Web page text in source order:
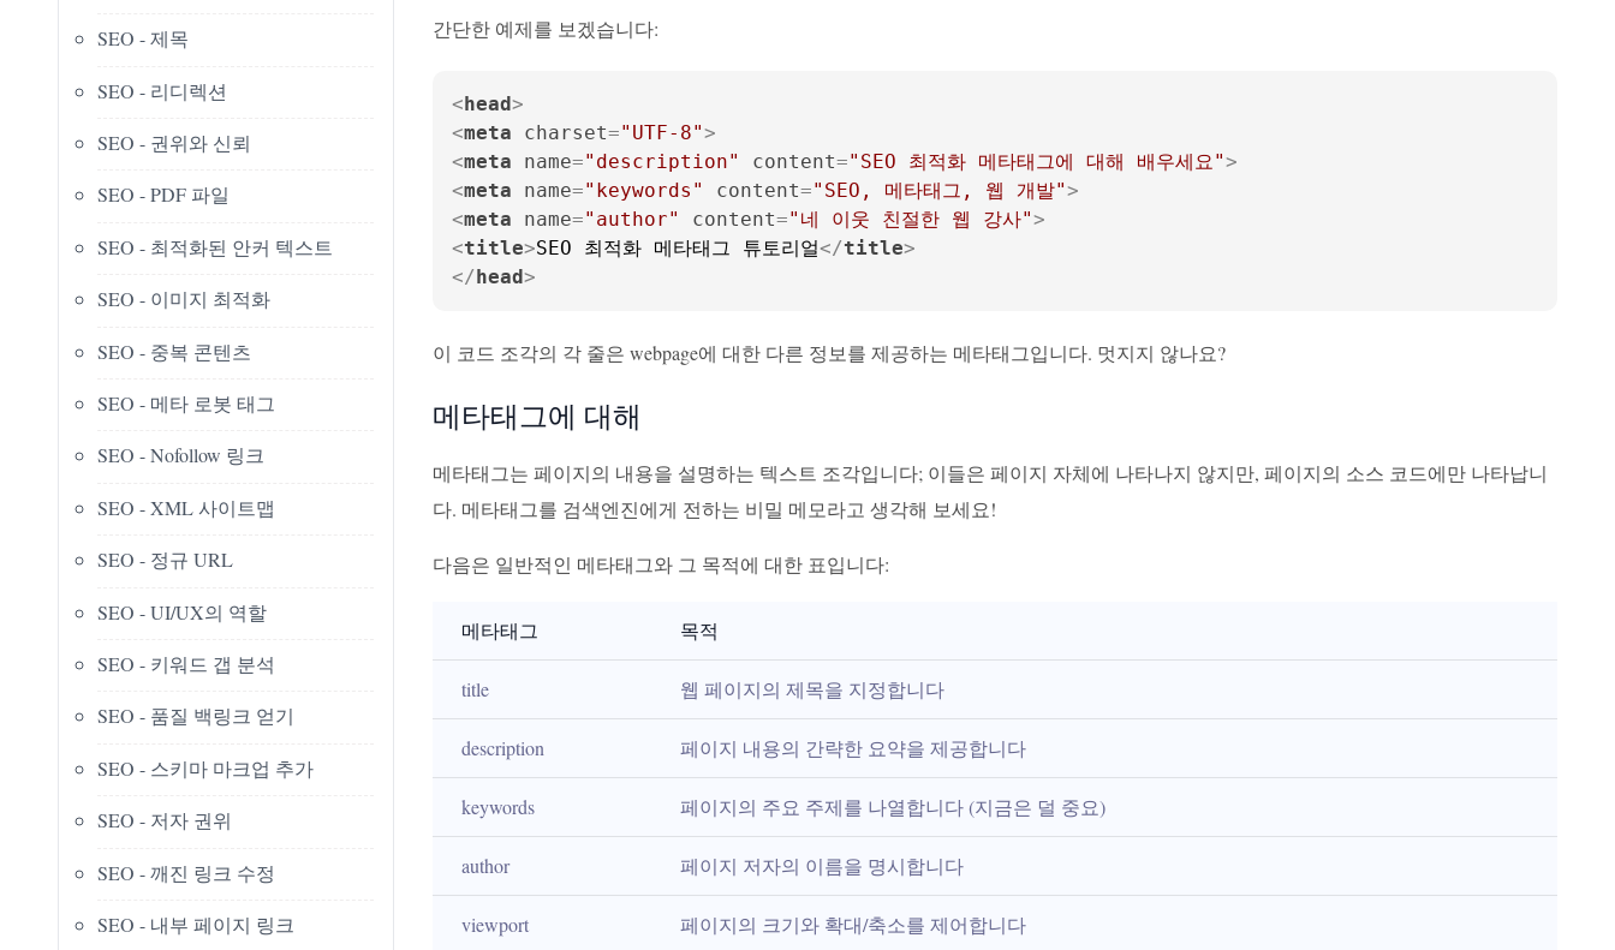
SEO - 제목
SEO - 리디렉션
SEO - 권위와 신뢰
SEO - PDF 파일
SEO - 최적화된 안커 텍스트
SEO - 이미지 최적화
SEO - 중복 콘텐츠
SEO - 메타 로봇 태그
SEO - Nofollow 링크
SEO - XML 사이트맵
SEO - 정규 URL
SEO - UI/UX의 역할
SEO - 키워드 갭 분석
SEO - 품질 백링크 얻기
SEO - 스키마 마크업 추가
SEO - 저자 권위
SEO - 깨진 링크 수정
SEO - 내부 페이지 링크
간단한 예제를 보겠습니다:
<head>
<meta charset="UTF-8">
<meta name="description" content="SEO 최적화 메타태그에 대해 배우세요">
<meta name="keywords" content="SEO, 메타태그, 웹 개발">
<meta name="author" content="네 이웃 친절한 웹 강사">
<title>SEO 최적화 메타태그 튜토리얼</title>
</head>
이 코드 조각의 각 줄은 webpage에 대한 다른 정보를 제공하는 메타태그입니다. 멋지지 않나요?
메타태그에 대해
메타태그는 페이지의 내용을 설명하는 텍스트 조각입니다; 이들은 페이지 자체에 나타나지 않지만, 페이지의 소스 코드에만 나타납니
다. 메타태그를 검색엔진에게 전하는 비밀 메모라고 생각해 보세요!
다음은 일반적인 메타태그와 그 목적에 대한 표입니다:
메타태그 목적
title 웹 페이지의 제목을 지정합니다
description 페이지 내용의 간략한 요약을 제공합니다
keywords 페이지의 주요 주제를 나열합니다 (지금은 덜 중요)
author 페이지 저자의 이름을 명시합니다
viewport 페이지의 크기와 확대/축소를 제어합니다